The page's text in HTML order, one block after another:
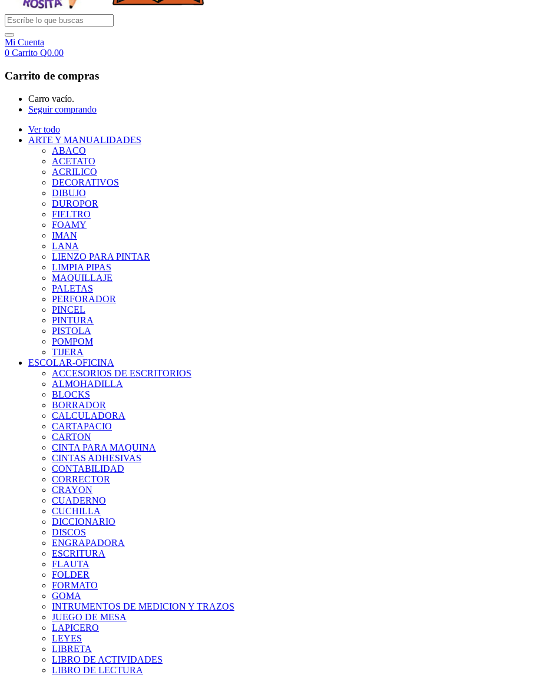
Mi Cuenta
0 Carrito Q0.00
Carrito de compras
Carro vacío.
Seguir comprando
Ver todo
ARTE Y MANUALIDADES
ABACO
ACETATO
ACRILICO
DECORATIVOS
DIBUJO
DUROPOR
FIELTRO
FOAMY
IMAN
LANA
LIENZO PARA PINTAR
LIMPIA PIPAS
MAQUILLAJE
PALETAS
PERFORADOR
PINCEL
PINTURA
PISTOLA
POMPOM
TIJERA
ESCOLAR-OFICINA
ACCESORIOS DE ESCRITORIOS
ALMOHADILLA
BLOCKS
BORRADOR
CALCULADORA
CARTAPACIO
CARTON
CINTA PARA MAQUINA
CINTAS ADHESIVAS
CONTABILIDAD
CORRECTOR
CRAYON
CUADERNO
CUCHILLA
DICCIONARIO
DISCOS
ENGRAPADORA
ESCRITURA
FLAUTA
FOLDER
FORMATO
GOMA
INTRUMENTOS DE MEDICION Y TRAZOS
JUEGO DE MESA
LAPICERO
LEYES
LIBRETA
LIBRO DE ACTIVIDADES
LIBRO DE LECTURA